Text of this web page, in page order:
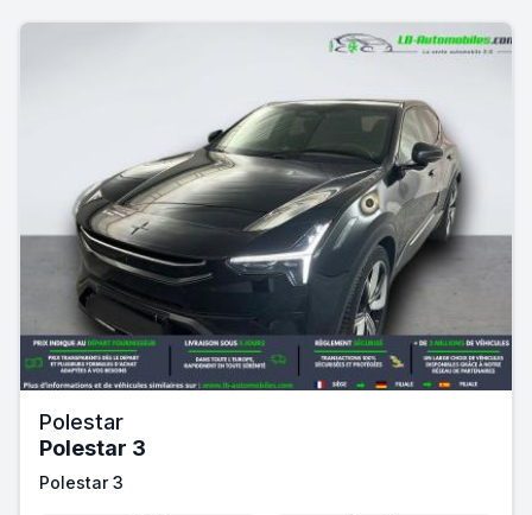
Polestar
Polestar 3
Polestar 3